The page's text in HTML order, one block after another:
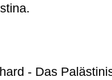
- Das